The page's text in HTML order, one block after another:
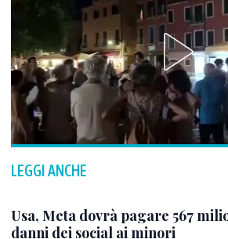
LEGGI ANCHE
Usa, Meta dovrà pagare 567
danni dei social ai minori